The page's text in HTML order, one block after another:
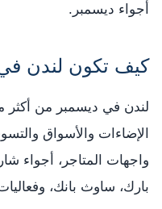
أجواء ديسمبر.
كيف تكون لندن
لندن في ديسمبر من أكثر
الإضاءات والأسواق
واجهات المتاجر، أجواء
بارك، ساوث بانك،